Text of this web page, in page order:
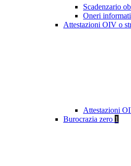
Scadenzario
Oneri
Attestazioni OIV o
Attestazioni
Burocrazia zero 1